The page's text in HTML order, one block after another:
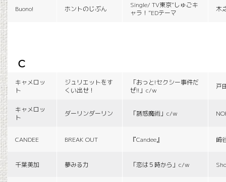
Buono! ホントのじぶん
Single/ TV東京“しゅごキ
ャラ！”EDテーマ
木
c
キャメロッ
ト
ジュリエットをす
くい出せ！
「おっと!セクシー事件だ
ぜ!!」c/w
戸
キャメロッ
ト
ダーリンダーリン 「誘惑魔術」c/w
CANDEE BREAK OUT 『Candee』 崎
千葉美加 夢みる力 「恋は５時から」c/w